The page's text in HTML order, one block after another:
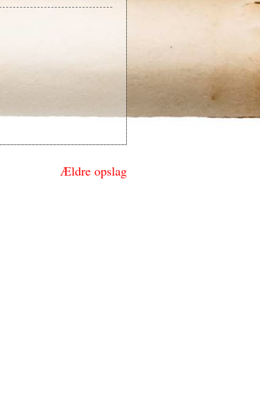
Ældre opslag